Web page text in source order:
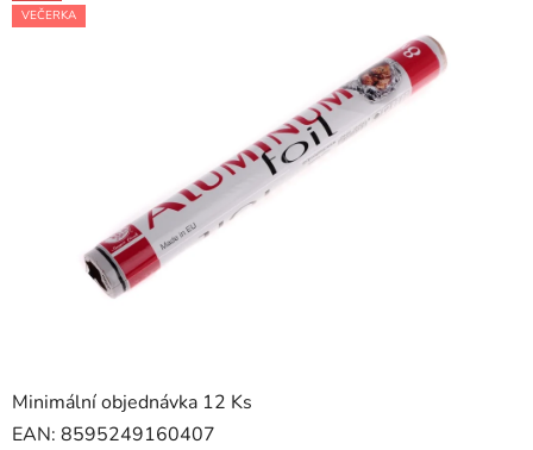
Minimální objednávka 12 Ks
EAN: 8595249160407
VEČERKA